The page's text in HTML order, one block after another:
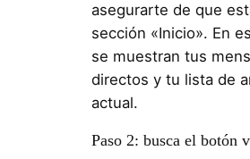
asegurarte de que
sección «Inicio». En
se muestran tus
directos y tu lista de
actual.
Paso 2: busca el botón